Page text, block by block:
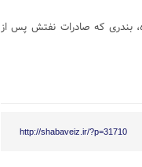
بندری که صادرات نفتش پس از
http://shabaveiz.ir/?p=31710